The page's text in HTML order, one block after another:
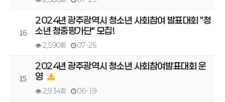
16
2024년 광주광역시 청소년 사회참여 발표대회 "청
소년 청중평가단" 모집!
2,590회 07-25
15
2024년 광주광역시 청소년 사회참여발표대회 운
영
2,934회 06-19